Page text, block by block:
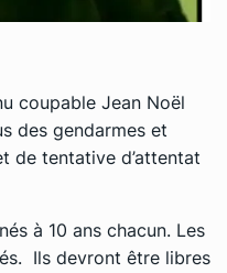
coupable Jean Noël
des gendarmes et
de tentative d’attentat
à 10 ans chacun. Les
Ils devront être libres